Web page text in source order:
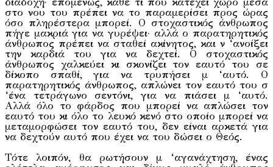
στο νου του πρέπει να το παραμερίσει προς ώρας
όσο πληρέστερα μπορεί. Ο στοχα­στικός άνθρωπος
πήγε μακριά για να γυρέψει· αλλά ο παρατηρη­τικός
άνθρωπος πρέπει να σταθεί ακίνητος, και ν ‘ανοίξει
την καρδιά του για να δεχτεί. Ο στοχαστικός
άνθρωπος χαλκεύει κι σκονίζει τον εαυτό του σε
δίκοπο σπαθί, για να τρυπήσει μ ‘αυτό. Ο
παρατηρητικός άνθρωπος, απλώνει τον εαυτό του σ
‘ένα τετράγωνο σεντόνι, για να πιάσει μ ‘αυτό.
Αλλά όλο το φάρδος που μπορεί να απλώσει τον
εαυτό του κι όλο το λευκό κενό στο οποίο μπορεί να
μεταμορφώσει τον εαυτό του, δεν είναι αρκετά για
να δεχτούν αυτό που έχει να του δώσει ο Θεός.
Τότε λοιπόν, θα ρωτήσουν μ ‘αγανάχτηση, ένας